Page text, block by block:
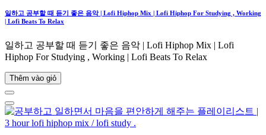
일하고 공부할 때 듣기 좋은 음악 | Lofi Hiphop Mix | Lofi Hiphop For Studying , Working
| Lofi Beats To Relax
일하고 공부할 때 듣기 좋은 음악 | Lofi Hiphop Mix | Lofi
Hiphop For Studying , Working | Lofi Beats To Relax
Thêm vào giỏ